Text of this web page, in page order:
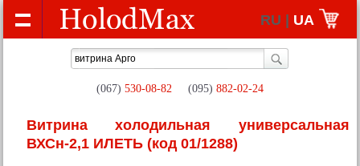
RU | UA
(067) 530-08-82 (095) 882-02-24
Витрина холодильная универсальная
ВХСн-2,1 ИЛЕТЬ (код 01/1288)